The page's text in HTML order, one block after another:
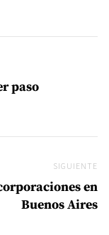
paso
SIGUIENTE
en
Buenos Aires